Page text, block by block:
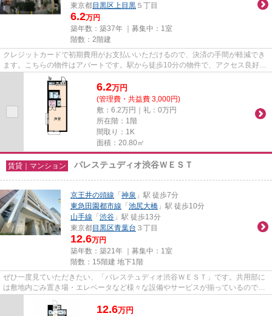
東京都目黒区 上目黒 ５丁目
6.2万円
築年数：築37年 ｜募集中： 1室
階数：2階建
クレジットカードで初期費用がお支払いいただけるので、決済の手間が軽減でき
ます。こちらの物件はアパートです。駅から徒歩10分の物件で、アクセス良好で
す。目黒区の物件についてご...
6.2万円
(管理費・共益費 3,000円)
敷：6.2万円｜礼：0万円
所在階：1階
間取り：1K
面積：20.80㎡
賃貸｜マンション パレステュディオ渋谷ＷＥＳＴ
京王井の頭線 「神泉 」駅 徒歩7分
東急田園都市線 「池尻大橋 」駅 徒歩10分
山手線 「渋谷 」駅 徒歩13分
東京都目黒区青葉台 ３丁目
12.6万円
築年数：築21年 ｜募集中： 1室
階数：15階建 地下1階
ぜひ一度見ていただきたい、「パレステュディオ渋谷ＷＥＳＴ」です。共用部に
は敷地内ごみ置き場・エレベータなど様々な設備やサービスが揃っているので便
利です。こちらは初期費用を...
12.6万円